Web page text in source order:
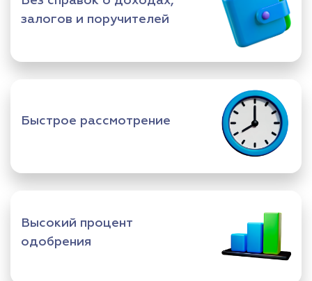
залогов и поручителей
Быстрое рассмотрение
Высокий процент
одобрения